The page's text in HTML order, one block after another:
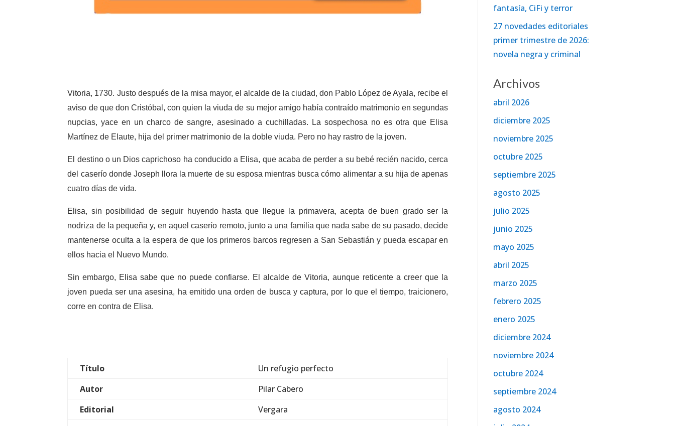
Vitoria, 1730. Justo después de la misa mayor, el alcalde de la ciudad, don Pablo López de Ayala, recibe el
aviso de que don Cristóbal, con quien la viuda de su mejor amigo había contraído matrimonio en segundas
nupcias, yace en un charco de sangre, asesinado a cuchilladas. La sospechosa no es otra que Elisa
Martínez de Elaute, hija del primer matrimonio de la doble viuda. Pero no hay rastro de la joven.
El destino o un Dios caprichoso ha conducido a Elisa, que acaba de perder a su bebé recién nacido, cerca
del caserío donde Joseph llora la muerte de su esposa mientras busca cómo alimentar a su hija de apenas
cuatro días de vida.
Elisa, sin posibilidad de seguir huyendo hasta que llegue la primavera, acepta de buen grado ser la
nodriza de la pequeña y, en aquel caserío remoto, junto a una familia que nada sabe de su pasado, decide
mantenerse oculta a la espera de que los primeros barcos regresen a San Sebastián y pueda escapar en
ellos hacia el Nuevo Mundo.
Sin embargo, Elisa sabe que no puede confiarse. El alcalde de Vitoria, aunque reticente a creer que la
joven pueda ser una asesina, ha emitido una orden de busca y captura, por lo que el tiempo, traicionero,
corre en contra de Elisa.
Título
Un refugio perfecto
Autor
Pilar Cabero
Editorial
Vergara
fantasía, CiFi y terror
27 novedades editoriales
primer trimestre de 2026:
novela negra y criminal
Archivos
abril 2026
diciembre 2025
noviembre 2025
octubre 2025
septiembre 2025
agosto 2025
julio 2025
junio 2025
mayo 2025
abril 2025
marzo 2025
febrero 2025
enero 2025
diciembre 2024
noviembre 2024
octubre 2024
septiembre 2024
agosto 2024